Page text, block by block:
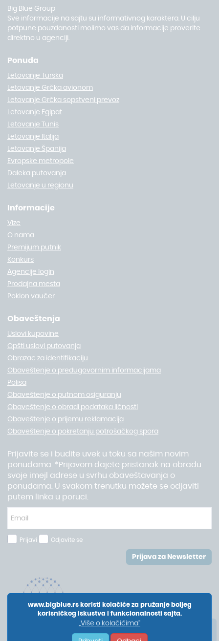
Big Blue Group
Sve informacije na sajtu su informativnog karaktera. U cilju
potpune pouzdanosti molimo vas da informacije proverite
direktno u agenciji.
Ponuda
Letovanje Turska
Letovanje Grčka avionom
Letovanje Grčka sopstveni prevoz
Letovanje Egipat
Letovanje Tunis
Letovanje Italija
Letovanje Španija
Evropske metropole
Daleka putovanja
Letovanje u regionu
Informacije
Vize
O nama
Premijum putnik
Konkurs
Agencije login
Prodajna mesta
Poklon vaučer
Obaveštenja
Uslovi kupovine
Opšti uslovi putovanja
Obrazac za identifikaciju
Obaveštenje o predugovornim informacijama
Polisa
Obaveštenje o putnom osiguranju
Obaveštenje o obradi podataka ličnosti
Obaveštenje o prijemu reklamacija
Obaveštenje o pokretanju potrošačkog spora
Prijavite se i budite uvek u toku sa našim novim
ponudama. *Prijavom dajete pristanak na obradu
svoje imejl adrese u svrhu obaveštavanja o
ponudama. U svakom trenutku možete se odjaviti
putem linka u poruci.
Prijavi Odjavite se
Prijava za Newsletter
www.bigblue.rs koristi kolačiće za pružanje boljeg
korisničkog iskustva i funkcionalnosti sajta.
„Više o kolačićima“